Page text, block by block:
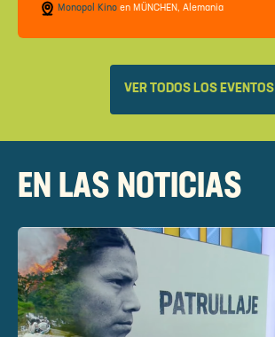
Monopol Kino en MÜNCHEN, Alemania
VER TODOS LOS EVENTOS
EN LAS NOTICIAS